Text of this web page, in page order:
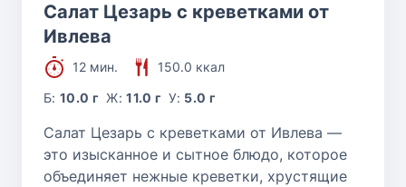
Салат Цезарь с креветками от
Ивлева
12 мин.
150.0 ккал
Б:10.0 г Ж:11.0 г У: 5.0 г
Салат Цезарь с креветками от Ивлева —
это изысканное и сытное блюдо, которое
объединяет нежные креветки, хрустящие